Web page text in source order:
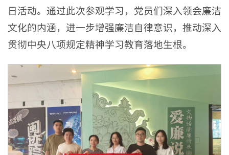
日活动。通过此次参观学习，党员们深入领会廉洁
文化的内涵，进一步增强廉洁自律意识，推动深入
贯彻中央八项规定精神学习教育落地生根。